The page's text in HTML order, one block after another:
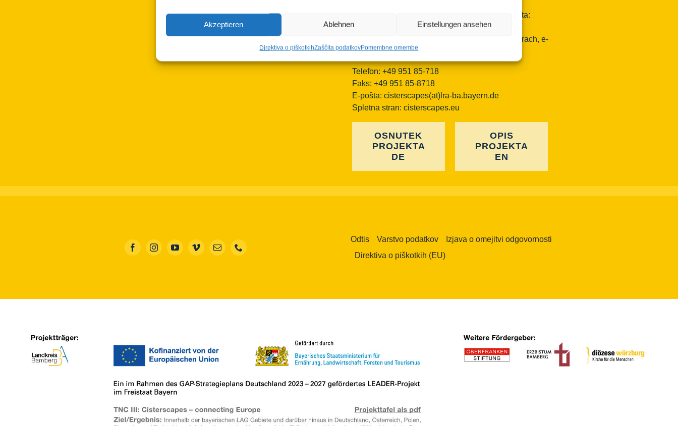
Akzeptieren Ablehnen Einstellungen ansehen
Direktiva o piškotkihZaščita podatkovPomembne omembe
koordinacija za znak evropske dediščine, e-pošta:
alexandra.baier(at)lra-ba.bayern.de
Dr. Rosa Karl, vodja posameznega območja Ebrach, e-
pošta:rosa.karl(at)lra-ba.bayern.de
Telefon: +49 951 85-718
Faks: +49 951 85-8718
E-pošta: cisterscapes(at)lra-ba.bayern.de
Spletna stran: cisterscapes.eu
OSNUTEK
PROJEKTA
DE
OPIS
PROJEKTA
EN
Odtis Varstvo podatkov
Izjava o omejitvi odgovornosti
Direktiva o piškotkih (EU)